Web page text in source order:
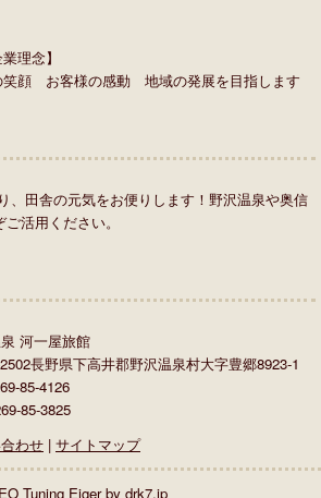
理念】
顔 お客様の感動 地域の発展を目指します
、田舎の元気をお便りします！野沢温泉や奥信
活用ください。
河一屋旅館
長野県下高井郡野沢温泉村大字豊郷8923-1
85-4126
85-3825
わせ | サイトマップ
Tuning Eiger by drk7.jp